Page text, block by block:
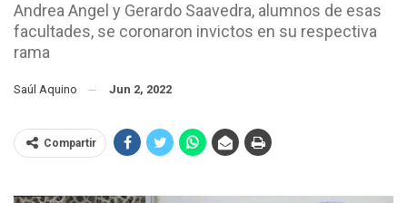
Andrea Angel y Gerardo Saavedra, alumnos de esas
facultades, se coronaron invictos en su respectiva
rama
Saúl Aquino Jun 2, 2022
Compartir